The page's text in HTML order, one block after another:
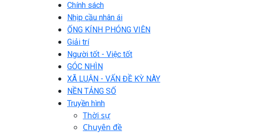
Chính sách
Nhịp cầu nhân ái
ỐNG KÍNH PHÓNG VIÊN
Giải trí
Người tốt - Việc tốt
GÓC NHÌN
XÃ LUẬN - VẤN ĐỀ KỲ NÀY
NỀN TẢNG SỐ
Truyền hình
Thời sự
Chuyên đề